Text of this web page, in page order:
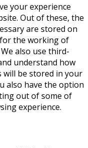
your experience
Out of these, the
are stored on
the working of
also use third-
understand how
will be stored in your
also have the option
out of some of
experience.